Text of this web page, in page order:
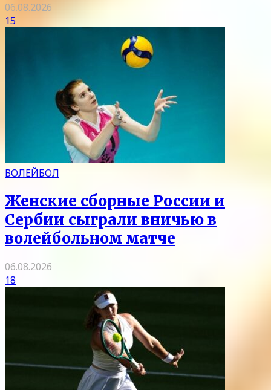
06.08.2026
15
ВОЛЕЙБОЛ
Женские сборные России и
Сербии сыграли вничью в
волейбольном матче
06.08.2026
18